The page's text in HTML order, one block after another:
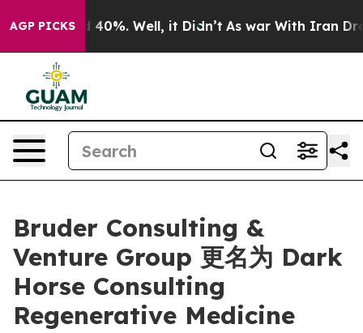
AGP PICKS
Around 40%. Well, it Didn’t As war With Iran Drove
Bruder Consulting &
Venture Group 更名为 Dark
Horse Consulting
Regenerative Medicine